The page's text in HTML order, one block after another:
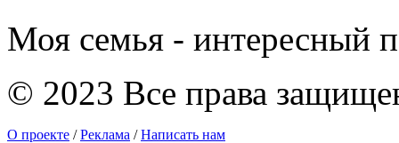
Моя семья - интересный
© 2023 Все права
О проекте / Реклама / Написать нам